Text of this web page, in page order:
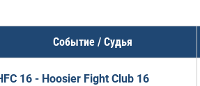
Событие / Судья
16 - Hoosier Fight Club 16